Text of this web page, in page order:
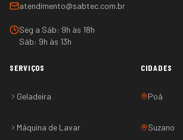
atendimento@sabtec.com.br
Seg a Sáb: 9h às 18h
Sáb: 9h às 13h
SERVIÇOS
Geladeira
Máquina de Lavar
CIDADES
Poá
Suzano